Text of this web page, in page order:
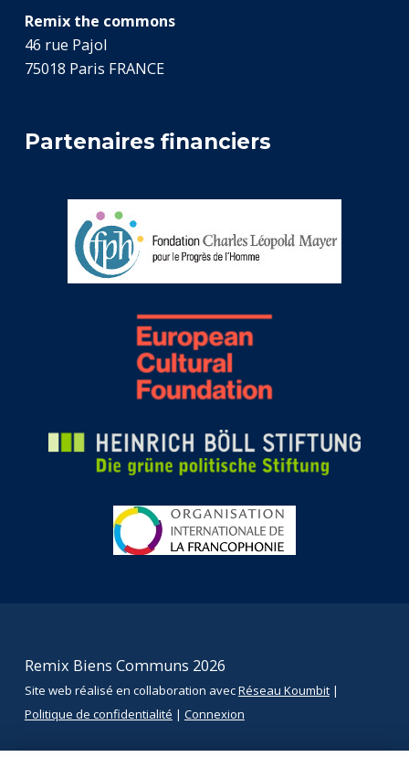
Remix the commons
46 rue Pajol
75018 Paris FRANCE
Partenaires financiers
Remix Biens Communs 2026
Site web réalisé en collaboration avecRéseau Koumbit|
Politique de confidentialité | Connexion